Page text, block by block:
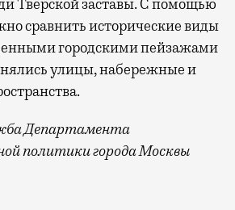
Тверской заставы. С помощью
сравнить исторические виды
городскими пейзажами
улицы, набережные и
Департамента
политики города Москвы
праздник День